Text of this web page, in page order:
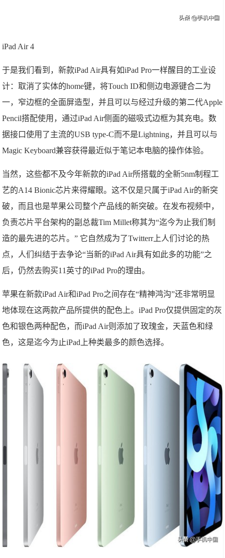
iPad Air 4
于是我们看到，新款iPad Air具有如iPad Pro一样醒目的工业设
计：取消了实体的home键，将Touch ID和侧边电源键合二为
一，窄边框的全面屏造型，并且可以与经过升级的第二代Apple
Pencil搭配使用，通过iPad Air侧面的磁吸式边框为其充电。数
据接口使用了主流的USB type-C而不是Lightning，并且可以与
Magic Keyboard兼容获得最近似于笔记本电脑的操作体验。
当然，这些都不及今年新款的iPad Air所搭载的全新5nm制程工
艺的A14 Bionic芯片来得耀眼。这不仅是只属于iPad Air的新突
破，而且也是苹果公司整个产品线的新突破。在发布视频中，
负责芯片平台架构的副总裁Tim Millet称其为“迄今为止我们制
造的最先进的芯片。” 它自然成为了Twitterr上人们讨论的热
点，人们纠结于去争论“当新的iPad Air具有如此多的功能”之
后，仍然去购买11英寸的iPad Pro的理由。
苹果在新款iPad Air和iPad Pro之间存在“精神鸿沟”还非常明显
地体现在这两款产品所提供的配色上。iPad Pro仅提供固定的灰
色和银色两种配色，而iPad Air则添加了玫瑰金，天蓝色和绿
色，这是迄今为止iPad上种类最多的颜色选择。